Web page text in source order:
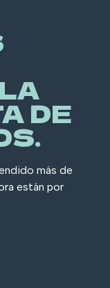
DE
más de
están por